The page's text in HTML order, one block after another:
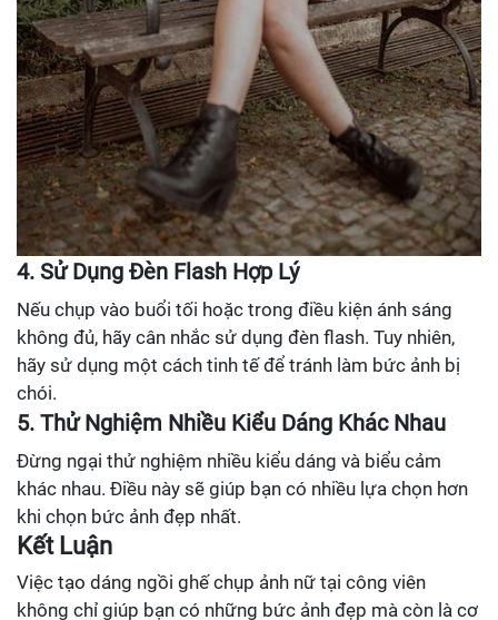
4. Sử Dụng Đèn Flash Hợp Lý
Nếu chụp vào buổi tối hoặc trong điều kiện ánh sáng
không đủ, hãy cân nhắc sử dụng đèn flash. Tuy nhiên,
hãy sử dụng một cách tinh tế để tránh làm bức ảnh bị
chói.
5. Thử Nghiệm Nhiều Kiểu Dáng Khác Nhau
Đừng ngại thử nghiệm nhiều kiểu dáng và biểu cảm
khác nhau. Điều này sẽ giúp bạn có nhiều lựa chọn hơn
khi chọn bức ảnh đẹp nhất.
Kết Luận
Việc tạo dáng ngồi ghế chụp ảnh nữ tại công viên
không chỉ giúp bạn có những bức ảnh đẹp mà còn là cơ